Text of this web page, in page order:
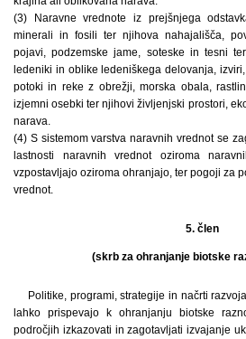
(3) Naravne vrednote iz prejšnjega
minerali in fosili ter njihova nahajališča,
pojavi, podzemske jame, soteske in tesni
ledeniki in oblike ledeniškega delovanja,
potoki in reke z obrežji, morska obala,
izjemni osebki ter njihovi življenjski prostori,
narava.
(4) S sistemom varstva naravnih vrednot se
lastnosti naravnih vrednot oziroma
vzpostavljajo oziroma ohranjajo, ter pogoji za
vrednot.
5. člen
(skrb za ohranjanje biotske
Politike, programi, strategije in načrti
lahko prispevajo k ohranjanju biotske
področjih izkazovati in zagotavljati izvajanje